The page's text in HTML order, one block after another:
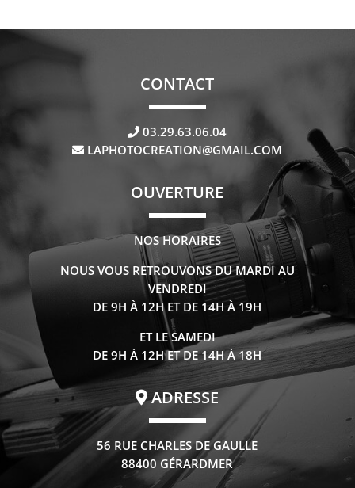
CONTACT
03.29.63.06.04
LAPHOTOCREATION@GMAIL.COM
OUVERTURE
NOS HORAIRES
NOUS VOUS RETROUVONS DU MARDI AU
VENDREDI
DE 9H À 12H ET DE 14H À 19H
ET LE SAMEDI
DE 9H À 12H ET DE 14H À 18H
ADRESSE
56 RUE CHARLES DE GAULLE
88400 GÉRARDMER